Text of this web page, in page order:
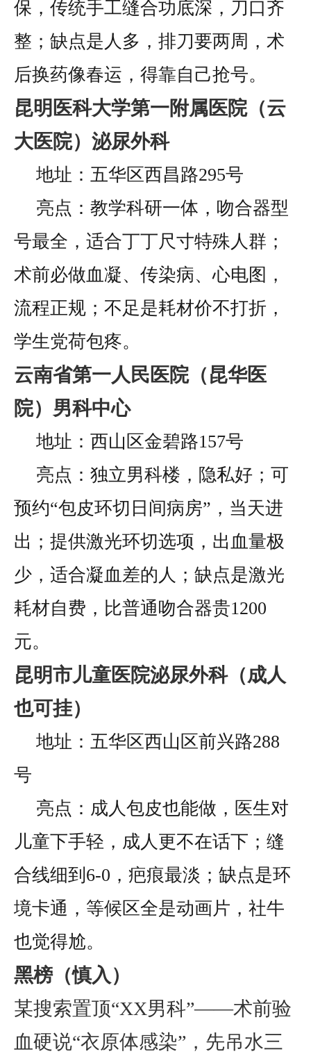
保，传统手工缝合功底深，刀口齐
整；缺点是人多，排刀要两周，术
后换药像春运，得靠自己抢号。
昆明医科大学第一附属医院（云
大医院）泌尿外科
地址：五华区西昌路295号
亮点：教学科研一体，吻合器型
号最全，适合丁丁尺寸特殊人群；
术前必做血凝、传染病、心电图，
流程正规；不足是耗材价不打折，
学生党荷包疼。
云南省第一人民医院（昆华医
院）男科中心
地址：西山区金碧路157号
亮点：独立男科楼，隐私好；可
预约“包皮环切日间病房”，当天进
出；提供激光环切选项，出血量极
少，适合凝血差的人；缺点是激光
耗材自费，比普通吻合器贵1200
元。
昆明市儿童医院泌尿外科（成人
也可挂）
地址：五华区西山区前兴路288
号
亮点：成人包皮也能做，医生对
儿童下手轻，成人更不在话下；缝
合线细到6-0，疤痕最淡；缺点是环
境卡通，等候区全是动画片，社牛
也觉得尬。
黑榜（慎入）
某搜索置顶“XX男科”——术前验
血硬说“衣原体感染”，先吊水三